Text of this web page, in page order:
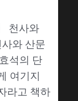
천사와
와 산문
석의 단
여기지
라고 책하